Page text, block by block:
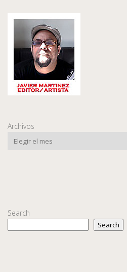
Archivos
Search
Search